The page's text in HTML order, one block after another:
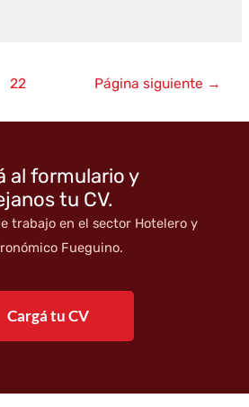
22 Página siguiente →
al formulario y
tu CV.
trabajo en el sector Hotelero y
Fueguino.
Cargá tu CV